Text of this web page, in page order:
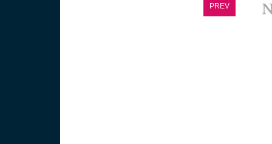
PREV